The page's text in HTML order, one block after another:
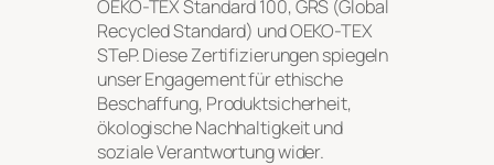
OEKO-TEX Standard 100, GRS (Global
Recycled Standard) und OEKO-TEX
STeP. Diese Zertifizierungen spiegeln
unser Engagement für ethische
Beschaffung, Produktsicherheit,
ökologische Nachhaltigkeit und
soziale Verantwortung wider.